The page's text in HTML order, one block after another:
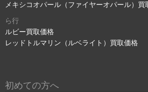
メキシコオパール（ファイヤーオパール）買
ら行
ルビー買取価格
レッドトルマリン（ルベライト）買取価格
初めての方へ